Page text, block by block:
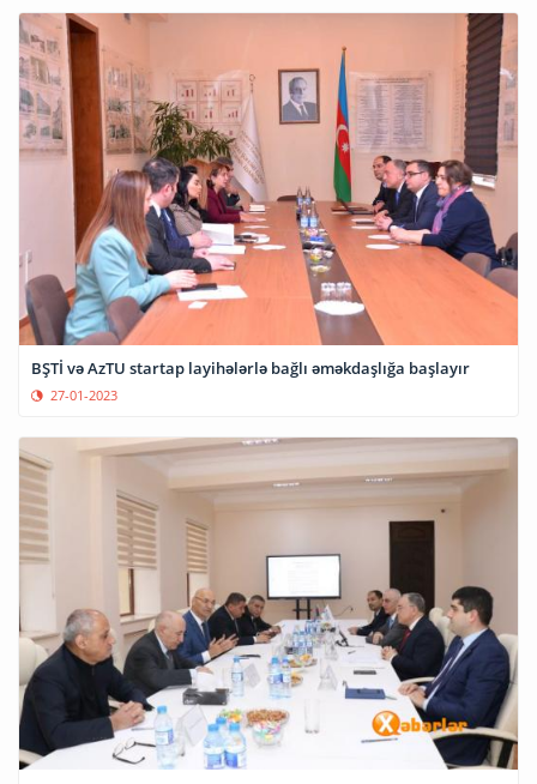
BŞTİ və AzTU startap layihələrlə bağlı əməkdaşlığa başlayır
27-01-2023